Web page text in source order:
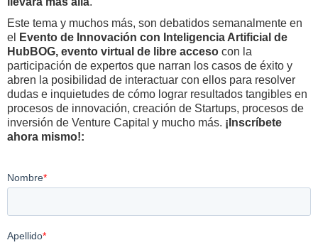
Este tema y muchos más, son debatidos semanalmente en
el
Evento de Innovación con Inteligencia Artificial de
HubBOG, evento virtual de libre acceso con la
participación de expertos que narran los casos de éxito y
abren la posibilidad de interactuar con ellos para resolver
dudas e inquietudes de cómo lograr resultados tangibles en
procesos de innovación, creación de Startups, procesos de
inversión de Venture Capital y mucho más. ¡Inscríbete
ahora mismo!: